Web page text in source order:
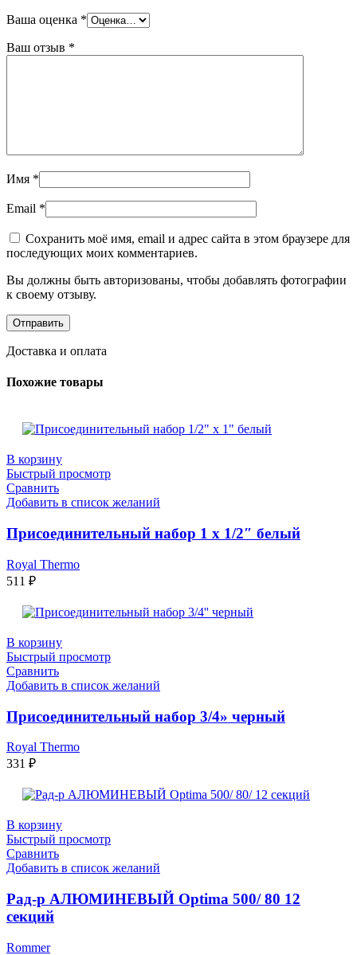
Ваша оценка *
Ваш отзыв *
Имя *
Email *
Сохранить моё имя, email и адрес сайта в этом браузере для
последующих моих комментариев.
Вы должны быть авторизованы, чтобы добавлять фотографии
к своему отзыву.
Доставка и оплата
Похожие товары
В корзину
Быстрый просмотр
Сравнить
Добавить в список желаний
Присоединительный набор 1 х 1/2″ белый
Royal Thermo
511 ₽
В корзину
Быстрый просмотр
Сравнить
Добавить в список желаний
Присоединительный набор 3/4» черный
Royal Thermo
331 ₽
В корзину
Быстрый просмотр
Сравнить
Добавить в список желаний
Рад-р АЛЮМИНЕВЫЙ Optima 500/ 80 12
секций
Rommer